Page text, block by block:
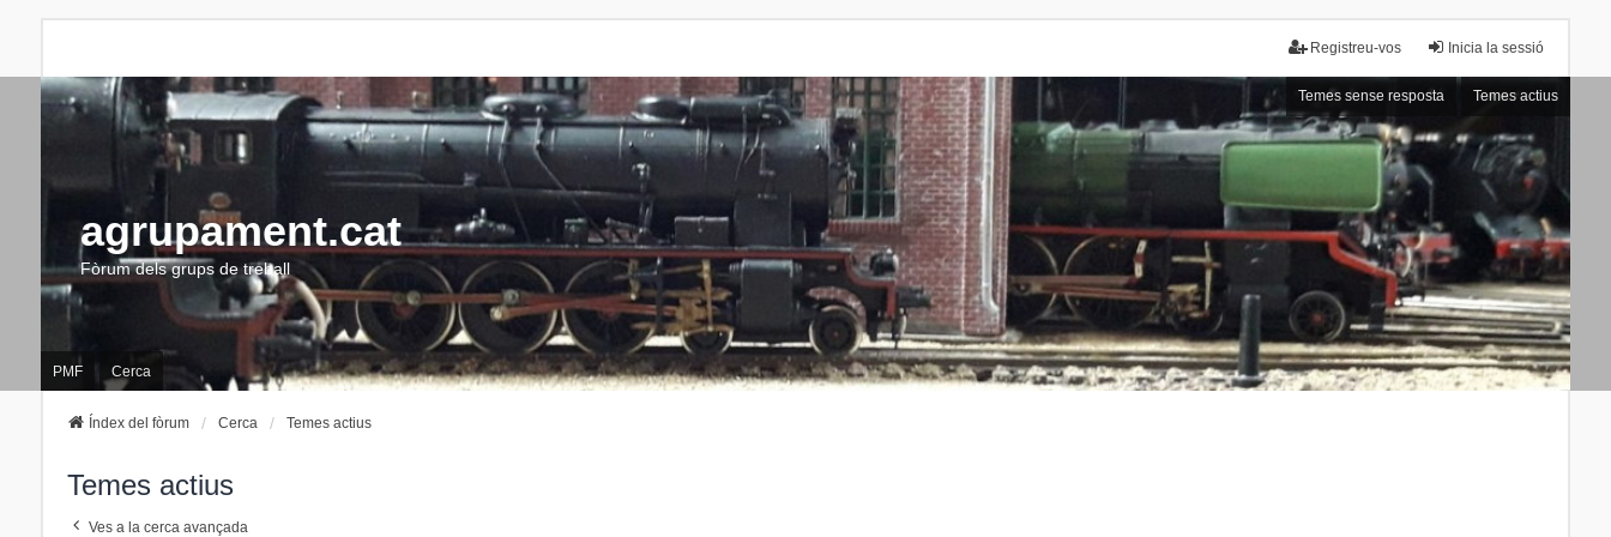
Inicia la sessió
Registreu-vos
Temes sense resposta Temes actius
agrupament.cat
Fòrum dels grups de treball
PMF Cerca
Índex del fòrum Cerca Temes actius
Temes actius
Ves a la cerca avançada